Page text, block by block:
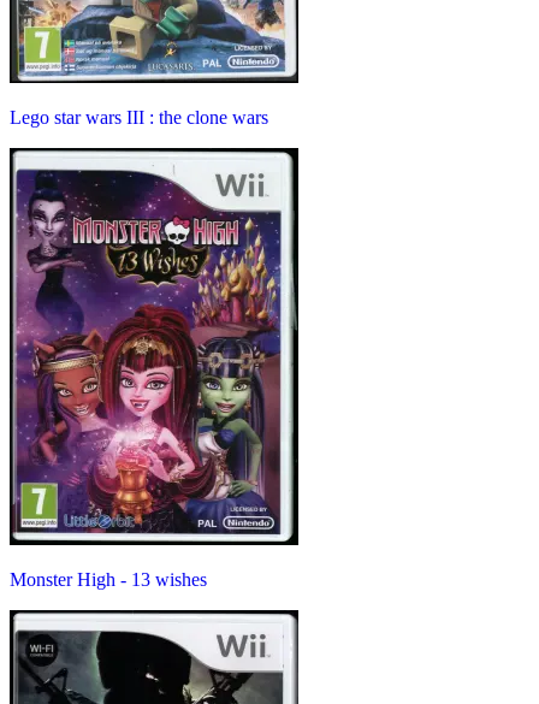
Lego star wars III : the clone wars
Monster High - 13 wishes